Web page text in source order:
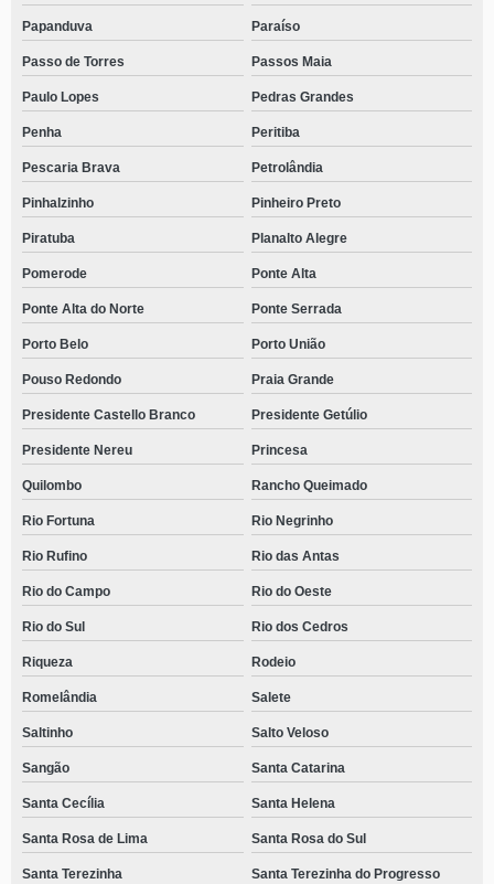
Papanduva Paraíso
Passo de Torres Passos Maia
Paulo Lopes Pedras Grandes
Penha Peritiba
Pescaria Brava Petrolândia
Pinhalzinho Pinheiro Preto
Piratuba Planalto Alegre
Pomerode Ponte Alta
Ponte Alta do Norte Ponte Serrada
Porto Belo Porto União
Pouso Redondo Praia Grande
Presidente Castello Branco Presidente Getúlio
Presidente Nereu Princesa
Quilombo Rancho Queimado
Rio Fortuna Rio Negrinho
Rio Rufino Rio das Antas
Rio do Campo Rio do Oeste
Rio do Sul Rio dos Cedros
Riqueza Rodeio
Romelândia Salete
Saltinho Salto Veloso
Sangão Santa Catarina
Santa Cecília Santa Helena
Santa Rosa de Lima Santa Rosa do Sul
Santa Terezinha Santa Terezinha do Progresso